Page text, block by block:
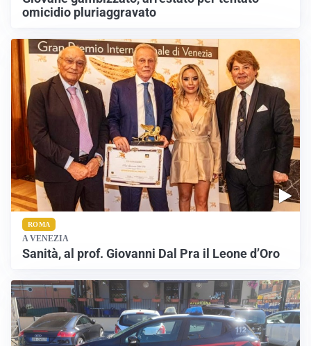
omicidio pluriaggravato
ROMA
A VENEZIA
Sanità, al prof. Giovanni Dal Pra il Leone d’Oro